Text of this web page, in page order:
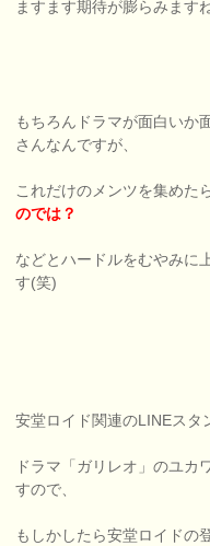
ますます期待が膨らみます
もちろんドラマが面白いか
さんなんですが、
これだけのメンツを集めた
のでは？
などとハードルをむやみに
す(笑)
安堂ロイド関連のLINEスタ
ドラマ「ガリレオ」のユカ
すので、
もしかしたら安堂ロイドの